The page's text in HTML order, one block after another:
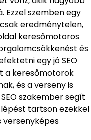
Ezzel szemben egy
eredménytelen,
keresőmotoros
és
egy jóSEO
a keresőmotorok
és a verseny is
szakember segít
tartson ezekkel
versenyképes